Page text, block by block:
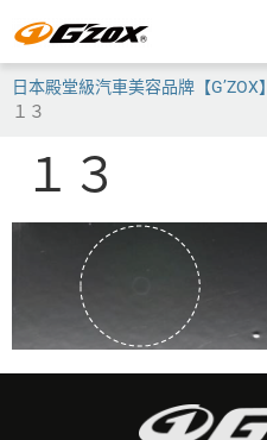
日本殿堂級汽車美容品牌【G’ZOX】
１３
１３